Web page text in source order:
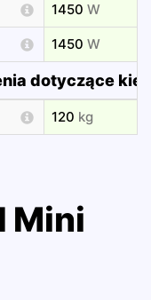
1450 W
1450 W
dotyczące
120 kg
Mini